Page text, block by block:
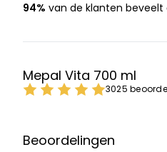
94% van de klanten beveelt
Mepal Vita 700 ml
3025
Beoordelingen